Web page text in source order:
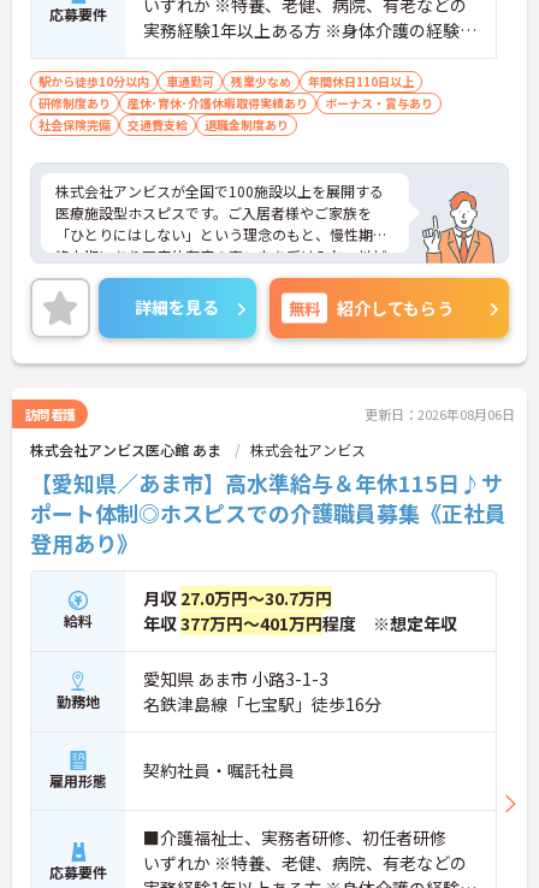
応募要件
実務経験1年以上ある方 ※身体介護の経験年
以上ある方、機械浴の使用の経験のある方
歓迎
駅から徒歩10分以内 車通勤可 残業少なめ
年間休日110日以上
研修制度あり
産休･育休･介護休暇取得実績あり
ボーナス・賞与あり
社会保険完備
交通費支給 退職金制度あり
株式会社アンビスが全国で100施設以上を展開する
医療施設型ホスピスです。ご入居者様やご家族を
「ひとりにはしない」という理念のもと、慢性期や
終末期にあり医療依存度の高い方を受け入れ、地域
医療を支える社会的意義の高い事業を推進していま
す。現場には看護師が24時間常駐しています。急変
時の対応や医療行為は看護師が担当するため、初任
者研修や実務者研修の方も食事介助や入浴介助など
の生活を支えるケアに専念できる環境です。多職種
連携の体制がしっかりと整っています。働き方の面
では、夜勤明けの翌日が原則として公休となるほ
か、月平均の残業時間も5時間から7時間程度とかな
り少なめです。常勤スタッフの比率が90パーセント
を超えているため急な勤務変更が発生しにくく、あ
らかじめ決められた訪問予定表に沿って規則正しく
働けます。入職後は現場スタッフによるお一人おひ
とりに合わせた個別のOJT研修が実施されます。eラ
専門性を着実に深めていける環境が用意されていま
す。
★おすすめPOINT★
＜個別ＯＪＴとチーム連携で着実に成長！＞
・入職後はお一人おひとりの習熟度に合わせた個別
のＯＪＴ研修を実施し、ｅラーニングを用いた学習
の機会も提供されます
・施設内には看護師が24時間常駐しており、急変時
・介護スタッフと看護スタッフの比率が1対1で相談
しやすく、初任者研修や実務者研修からでも着実に
専門性を高められます
詳細を見る 無料 紹介してもらう
訪問看護 更新日：2026年08月06日
株式会社アンビス医心館 あま 株式会社アンビス
【愛知県／あま市】高水準給与＆年休115日♪サ
ポート体制◎ホスピスでの介護職員募集《正社員
登用あり》
給料
月収 27.0万円～30.7万円
年収377万円～401万円程度 ※想定年収
勤務地
愛知県 あま市 小路3-1-3
名鉄津島線「七宝駅」徒歩16分
雇用形態 契約社員・嘱託社員
応募要件
■介護福祉士、実務者研修、初任者研修
いずれか ※特養、老健、病院、有老などの